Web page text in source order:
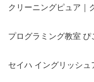
クリーニングピュア｜
プログラミング教室
セイハ イングリッシ